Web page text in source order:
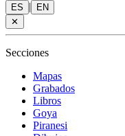
ES |
EN
✕
Secciones
Mapas
Grabados
Libros
Goya
Piranesi